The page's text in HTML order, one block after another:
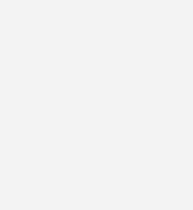
einverstanden, über
Abmeldung ist
Daten finden Sie